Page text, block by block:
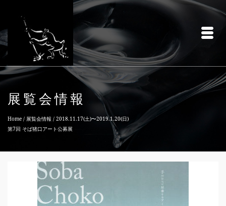
展覧会情報
Home / 展覧会情報 / 2018.11.17(土)〜2019.1.20(日)
第7回 そば猪口アート公募展